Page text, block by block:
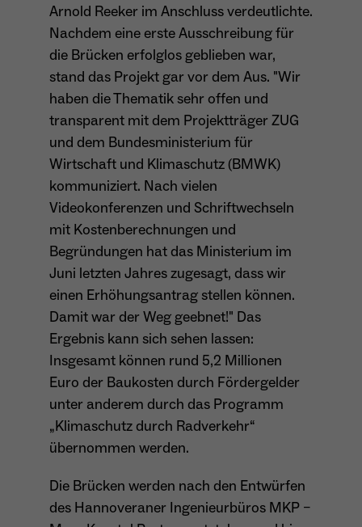
Name _ga_TNS3S6RE8W
Google LLC
Laufzeit 2 Jahre
Vergibt eine zufällige, pseudonyme ID, damit
wiederkehrend ist.
Name _gcl_au
Laufzeit 4 Monate
Zweck
- Wird von Google Ads / Google Tag Manager
verwendet - Dient der Conversion-Erfassung
und Werbewirksamkeitsmessung - Hilft zu
verstehen, wie Nutzer mit Anzeigen
interagieren
Name _fbp
Arnold Reeker im Anschluss verdeutlichte.
Nachdem eine erste Ausschreibung für
die Brücken erfolglos geblieben war,
stand das Projekt gar vor dem Aus. "Wir
haben die Thematik sehr offen und
transparent mit dem Projektträger ZUG
und dem Bundesministerium für
Wirtschaft und Klimaschutz (BMWK)
kommuniziert. Nach vielen
Videokonferenzen und Schriftwechseln
mit Kostenberechnungen und
Begründungen hat das Ministerium im
Juni letzten Jahres zugesagt, dass wir
einen Erhöhungsantrag stellen können.
Damit war der Weg geebnet!" Das
Ergebnis kann sich sehen lassen:
Insgesamt können rund 5,2 Millionen
Euro der Baukosten durch Fördergelder
unter anderem durch das Programm
„Klimaschutz durch Radverkehr“
übernommen werden.
Die Brücken werden nach den Entwürfen
des Hannoveraner Ingenieurbüros MKP –